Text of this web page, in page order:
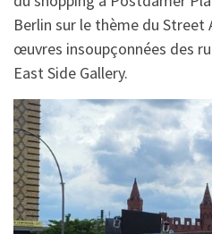
Berlin sur le thème du Street
œuvres insoupçonnées des
East Side Gallery.